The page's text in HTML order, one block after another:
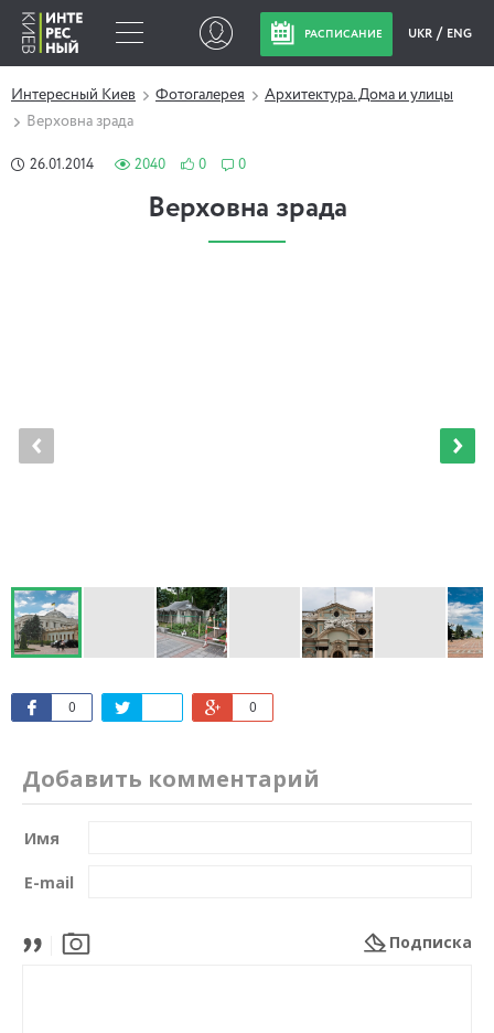
РАСПИСАНИЕ UKR ENG
Интересный Киев Фотогалерея
Архитектура. Дома и улицы
Верховна зрада
26.01.2014 2040 0 0
Верховна зрада
0 0
Добавить комментарий
Имя
E-mail
Подписка